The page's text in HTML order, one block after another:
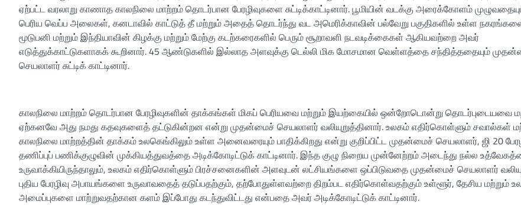
ஏற்பட்ட வரலாறு காணாத காலநிலை மாற்றம் தொடர்பான பேரழிவுகளை சுட்டிக்காட்டினார். பூமியின் வடக்கு அரைக்கோளம்
பெரிய வெப்ப அலைகள், கனடாவில் காட்டுத் தீ மற்றும் அதைத் தொடர்ந்து வட அமெரிக்காவின் பல்வேறு பகுதிகளில் உள்ள
மூடுபனி மற்றும் இந்தியாவின் கிழக்கு மற்றும் மேற்கு கடற்கரைகளில் பெரும் சூறாவளி நடவடிக்கைகள் ஆகியவற்றை அவர்
எடுத்துக்காட்டுகளாகக் கூறினார். 45 ஆண்டுகளில் இல்லாத அளவுக்கு டெல்லி மிக மோசமான வெள்ளத்தை சந்தித்ததையும்
செயலாளர் சுட்டிக் காட்டினார்.
காலநிலை மாற்றம் தொடர்பான பேரழிவுகளின் தாக்கங்கள் மிகப் பெரியவை மற்றும் இயற்கையில் ஒன்றோடொன்று தொடர்புடையவை
ஏற்கனவே அது நமது கதவுகளைத் தட்டுகின்றன என்று முதன்மைச் செயலாளர் வலியுறுத்தினார். உலகம் எதிர்கொள்ளும் சவால்கள்
காலநிலை மாற்றத்தின் தாக்கம் உலகெங்கிலும் உள்ள அனைவரையும் பாதிக்கிறது என்று குறிப்பிட்ட முதன்மைச் செயலாளர், ஜி 20
தணிப்புப் பணிக்குழுவின் முக்கியத்துவத்தை அடிக்கோடிட்டுக் காட்டினார். இந்த குழு நிறைய முன்னேற்றம் அடைந்து நல்ல
உருவாக்கியிருந்தாலும், உலகம் எதிர்கொள்ளும் பிரச்சனைகளின் அளவுடன் லட்சியங்களை ஒப்பிடுவதை முதன்மைச் செயலாளர்
புதிய பேரழிவு அபாயங்களை உருவாவதைத் தடுப்பதற்கும், தற்போதுள்ளவற்றை திறம்பட எதிர்கொள்வதற்கும் உள்ளூர், தேசிய மற்றும்
அமைப்புகளை மாற்றுவதற்கான களம் இப்போது கடந்துவிட்டது என்பதை அவர் அடிக்கோடிட்டுக் காட்டினார்.